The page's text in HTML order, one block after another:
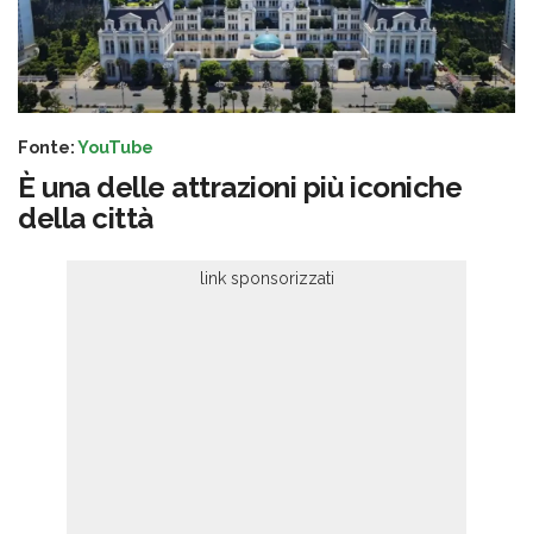
Fonte:YouTube
È una delle attrazioni più iconiche
della città